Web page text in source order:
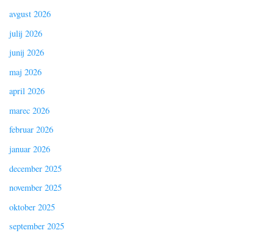
avgust 2026
julij 2026
junij 2026
maj 2026
april 2026
marec 2026
februar 2026
januar 2026
december 2025
november 2025
oktober 2025
september 2025